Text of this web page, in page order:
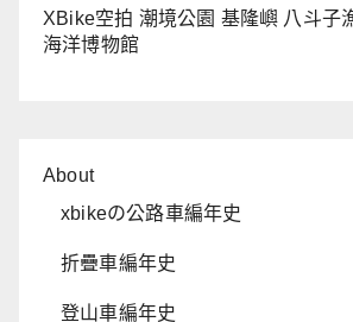
XBike空拍 潮境公園 基隆嶼 八斗子
海洋博物館
About
xbikeの公路車編年史
折疊車編年史
登山車編年史